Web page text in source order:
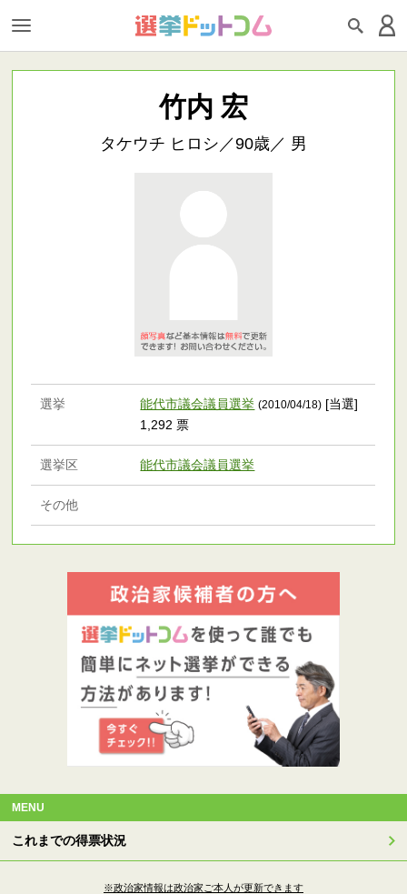
竹内 宏
タケウチ ヒロシ／90歳／ 男
選挙 能代市議会議員選挙 (2010/04/18) [当選]
1,292 票
選挙区 能代市議会議員選挙
その他
MENU
これまでの得票状況
※政治家情報は政治家ご本人が更新できます